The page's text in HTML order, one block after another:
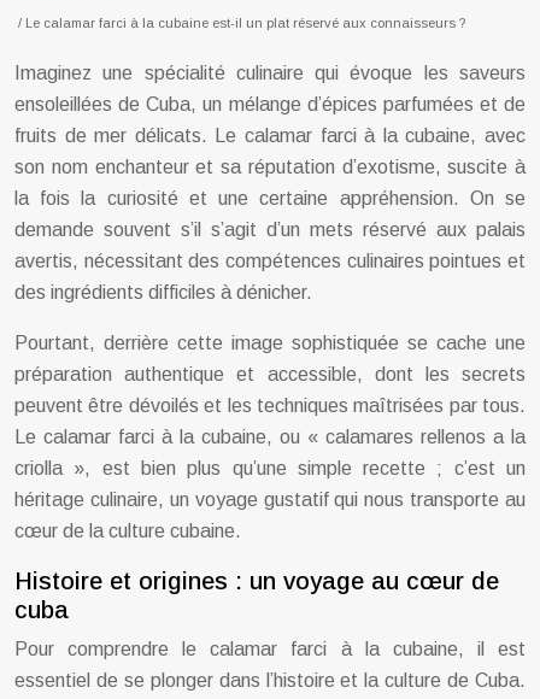
/ Le calamar farci à la cubaine est-il un plat réservé aux connaisseurs ?
Imaginez une spécialité culinaire qui évoque les saveurs
ensoleillées de Cuba, un mélange d’épices parfumées et de
fruits de mer délicats. Le calamar farci à la cubaine, avec
son nom enchanteur et sa réputation d’exotisme, suscite à
la fois la curiosité et une certaine appréhension. On se
demande souvent s’il s’agit d’un mets réservé aux palais
avertis, nécessitant des compétences culinaires pointues et
des ingrédients difficiles à dénicher.
Pourtant, derrière cette image sophistiquée se cache une
préparation authentique et accessible, dont les secrets
peuvent être dévoilés et les techniques maîtrisées par tous.
Le calamar farci à la cubaine, ou « calamares rellenos a la
criolla », est bien plus qu’une simple recette ; c’est un
héritage culinaire, un voyage gustatif qui nous transporte au
cœur de la culture cubaine.
Histoire et origines : un voyage au cœur de
cuba
Pour comprendre le calamar farci à la cubaine, il est
essentiel de se plonger dans l’histoire et la culture de Cuba.